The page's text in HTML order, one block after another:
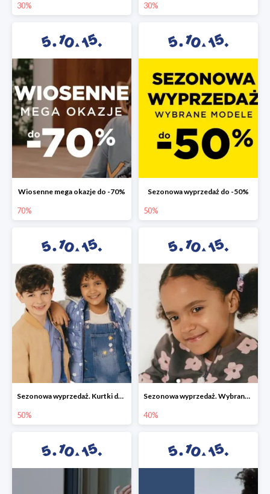
30% 30%
Wiosenne mega okazje do -70%
70%
Sezonowa wyprzedaż do -50%
50%
Sezonowa wyprzedaż. Kurtki do -50%
50%
Sezonowa wyprzedaż. Wybrane modele do -40%
40%